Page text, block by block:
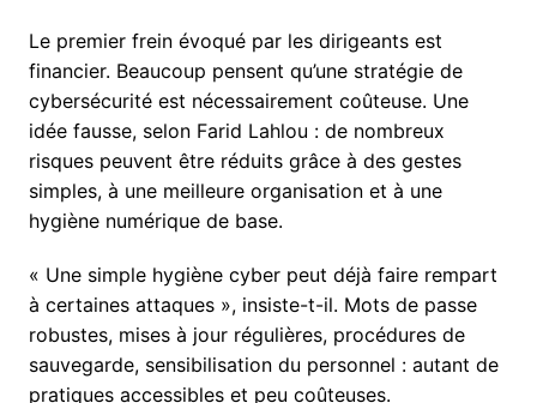
Le premier frein évoqué par les dirigeants est
financier. Beaucoup pensent qu’une stratégie de
cybersécurité est nécessairement coûteuse. Une
idée fausse, selon Farid Lahlou : de nombreux
risques peuvent être réduits grâce à des gestes
simples, à une meilleure organisation et à une
hygiène numérique de base.
« Une simple hygiène cyber peut déjà faire rempart
à certaines attaques », insiste-t-il. Mots de passe
robustes, mises à jour régulières, procédures de
sauvegarde, sensibilisation du personnel : autant de
pratiques accessibles et peu coûteuses.